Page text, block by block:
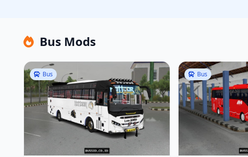
Bus Mods
Bus Bus